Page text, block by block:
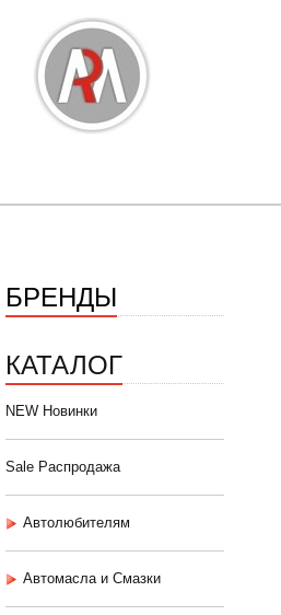
БРЕНДЫ
КАТАЛОГ
NEW Новинки
Sale Распродажа
Автолюбителям
Автомасла и Смазки